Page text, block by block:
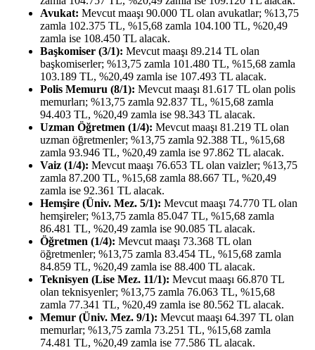
Avukat: Mevcut maaşı 90.000 TL olan avukatlar; %13,75
zamla 102.375 TL, %15,68 zamla 104.100 TL, %20,49
zamla ise 108.450 TL alacak.
Başkomiser (3/1): Mevcut maaşı 89.214 TL olan
başkomiserler; %13,75 zamla 101.480 TL, %15,68 zamla
103.189 TL, %20,49 zamla ise 107.493 TL alacak.
Polis Memuru (8/1): Mevcut maaşı 81.617 TL olan polis
memurları; %13,75 zamla 92.837 TL, %15,68 zamla
94.403 TL, %20,49 zamla ise 98.343 TL alacak.
Uzman Öğretmen (1/4): Mevcut maaşı 81.219 TL olan
uzman öğretmenler; %13,75 zamla 92.388 TL, %15,68
zamla 93.946 TL, %20,49 zamla ise 97.862 TL alacak.
Vaiz (1/4): Mevcut maaşı 76.653 TL olan vaizler; %13,75
zamla 87.200 TL, %15,68 zamla 88.667 TL, %20,49
zamla ise 92.361 TL alacak.
Hemşire (Üniv. Mez. 5/1): Mevcut maaşı 74.770 TL olan
hemşireler; %13,75 zamla 85.047 TL, %15,68 zamla
86.481 TL, %20,49 zamla ise 90.085 TL alacak.
Öğretmen (1/4): Mevcut maaşı 73.368 TL olan
öğretmenler; %13,75 zamla 83.454 TL, %15,68 zamla
84.859 TL, %20,49 zamla ise 88.400 TL alacak.
Teknisyen (Lise Mez. 11/1): Mevcut maaşı 66.870 TL
olan teknisyenler; %13,75 zamla 76.063 TL, %15,68
zamla 77.341 TL, %20,49 zamla ise 80.562 TL alacak.
Memur (Üniv. Mez. 9/1): Mevcut maaşı 64.397 TL olan
memurlar; %13,75 zamla 73.251 TL, %15,68 zamla
74.481 TL, %20,49 zamla ise 77.586 TL alacak.